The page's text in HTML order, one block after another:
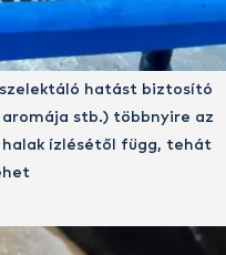
hatást biztosító
stb.) többnyire az
ízlésétől függ, tehát